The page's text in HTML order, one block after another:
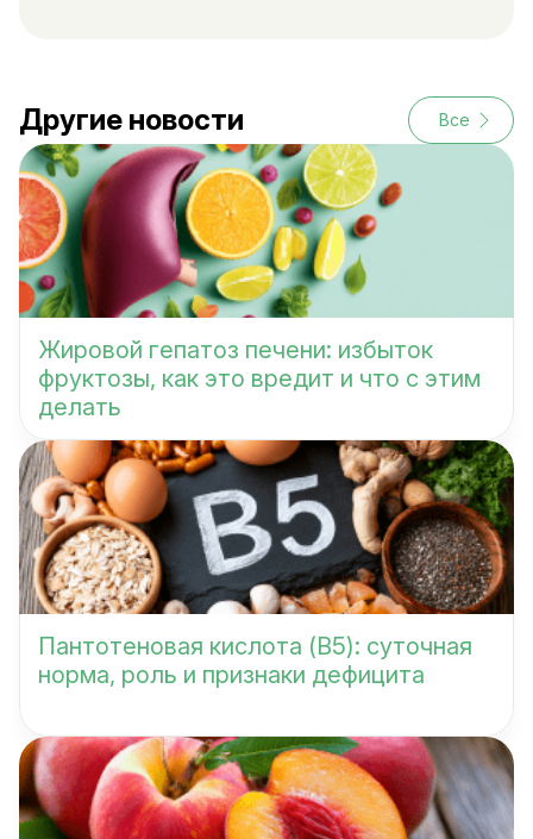
Другие новости Все
Жировой гепатоз печени: избыток
фруктозы, как это вредит и что с этим
делать
Пантотеновая кислота (B5): суточная
норма, роль и признаки дефицита